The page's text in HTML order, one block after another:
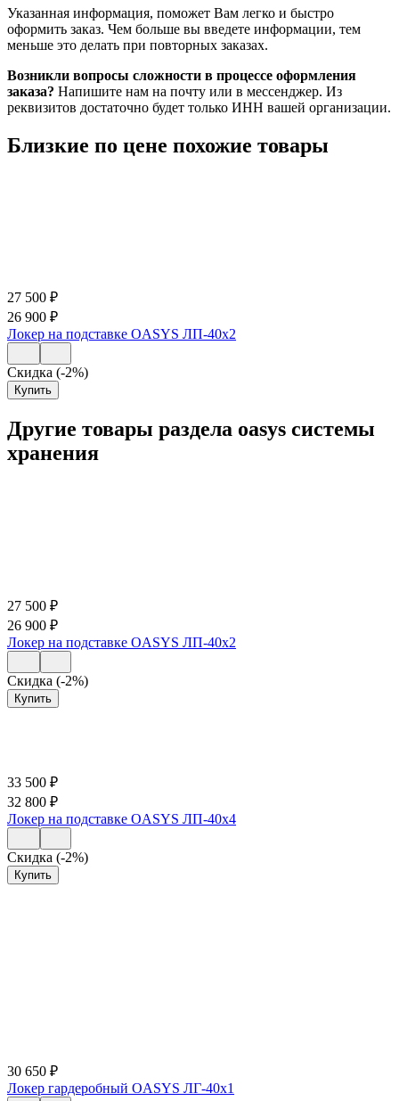
Указанная информация, поможет Вам легко и быстро
оформить заказ. Чем больше вы введете информации, тем
меньше это делать при повторных заказах.
Возникли вопросы сложности в процессе оформления
заказа? Напишите нам на почту или в мессенджер. Из
реквизитов достаточно будет только ИНН вашей организации.
Близкие по цене похожие товары
27 500 ₽
26 900 ₽
Локер на подставке OASYS ЛП-40х2
Скидка (-2%)
Купить
Другие товары раздела oasys системы
хранения
27 500 ₽
26 900 ₽
Локер на подставке OASYS ЛП-40х2
Скидка (-2%)
Купить
33 500 ₽
32 800 ₽
Локер на подставке OASYS ЛП-40х4
Скидка (-2%)
Купить
30 650 ₽
Локер гардеробный OASYS ЛГ-40х1